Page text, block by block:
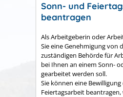
Sonn- und
beantragen
Als Arbeitgeberin oder
Sie eine Genehmigung von
zuständigen Behörde für
bei Ihnen an einem Sonn-
gearbeitet werden soll.
Sie können eine
Feiertagsarbeit beantragen,